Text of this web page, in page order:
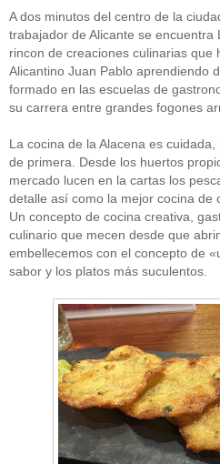
A dos minutos del centro de la
trabajador de Alicante se encuentra
rincon de creaciones culinarias
Alicantino Juan Pablo aprendiendo
formado en las escuelas de
su carrera entre grandes fogones
La cocina de la Alacena es
de primera. Desde los huertos
mercado lucen en la cartas los
detalle así como la mejor cocina de
Un concepto de cocina creativa,
culinario que mecen desde que
embellecemos con el concepto de
sabor y los platos más suculentos.